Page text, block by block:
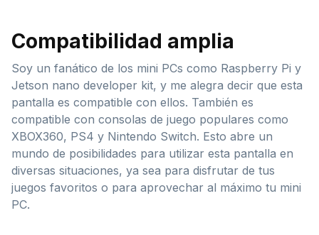
Compatibilidad amplia
Soy un fanático de los mini PCs como Raspberry Pi y
Jetson nano developer kit, y me alegra decir que esta
pantalla es compatible con ellos. También es
compatible con consolas de juego populares como
XBOX360, PS4 y Nintendo Switch. Esto abre un
mundo de posibilidades para utilizar esta pantalla en
diversas situaciones, ya sea para disfrutar de tus
juegos favoritos o para aprovechar al máximo tu mini
PC.